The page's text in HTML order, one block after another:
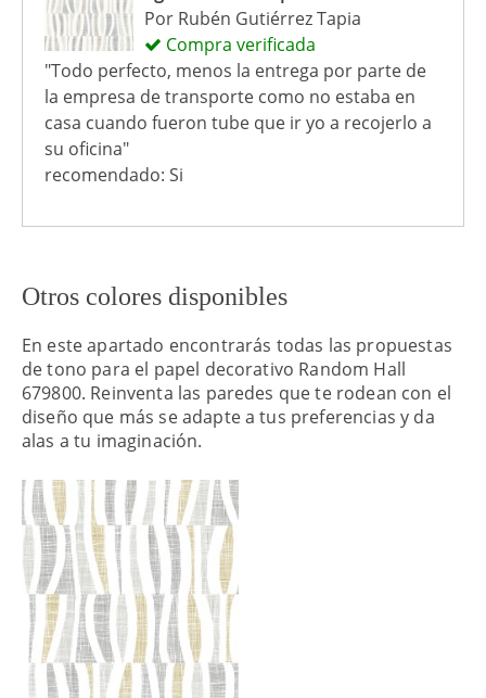
Por Rubén Gutiérrez Tapia
Compra verificada
"Todo perfecto, menos la entrega por parte de
la empresa de transporte como no estaba en
casa cuando fueron tube que ir yo a recojerlo a
su oficina"
recomendado: Si
Otros colores disponibles
En este apartado encontrarás todas las propuestas
de tono para el papel decorativo Random Hall
679800. Reinventa las paredes que te rodean con el
diseño que más se adapte a tus preferencias y da
alas a tu imaginación.